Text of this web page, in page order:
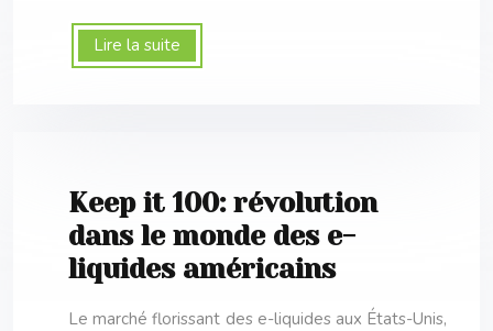
Lire la suite
Keep it 100: révolution
dans le monde des e-
liquides américains
Le marché florissant des e-liquides aux États-Unis,